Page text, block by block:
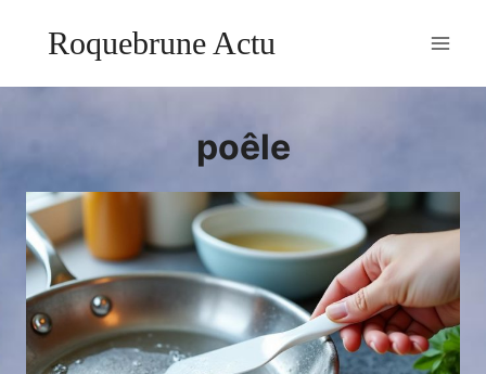
Roquebrune Actu
poêle